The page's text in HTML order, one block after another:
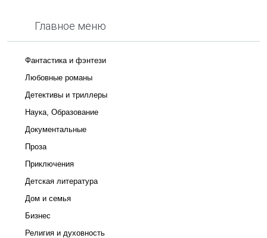
Главное меню
Фантастика и фэнтези
Любовные романы
Детективы и триллеры
Наука, Образование
Документальные
Проза
Приключения
Детская литература
Дом и семья
Бизнес
Религия и духовность